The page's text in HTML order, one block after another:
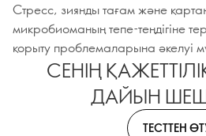
Стресс, зиянды тағам және
микробиоманың тепе-теңдігіне
қорыту проблемаларына әкелуі
СЕНІҢ
ДАЙЫН
ТЕСТТЕН